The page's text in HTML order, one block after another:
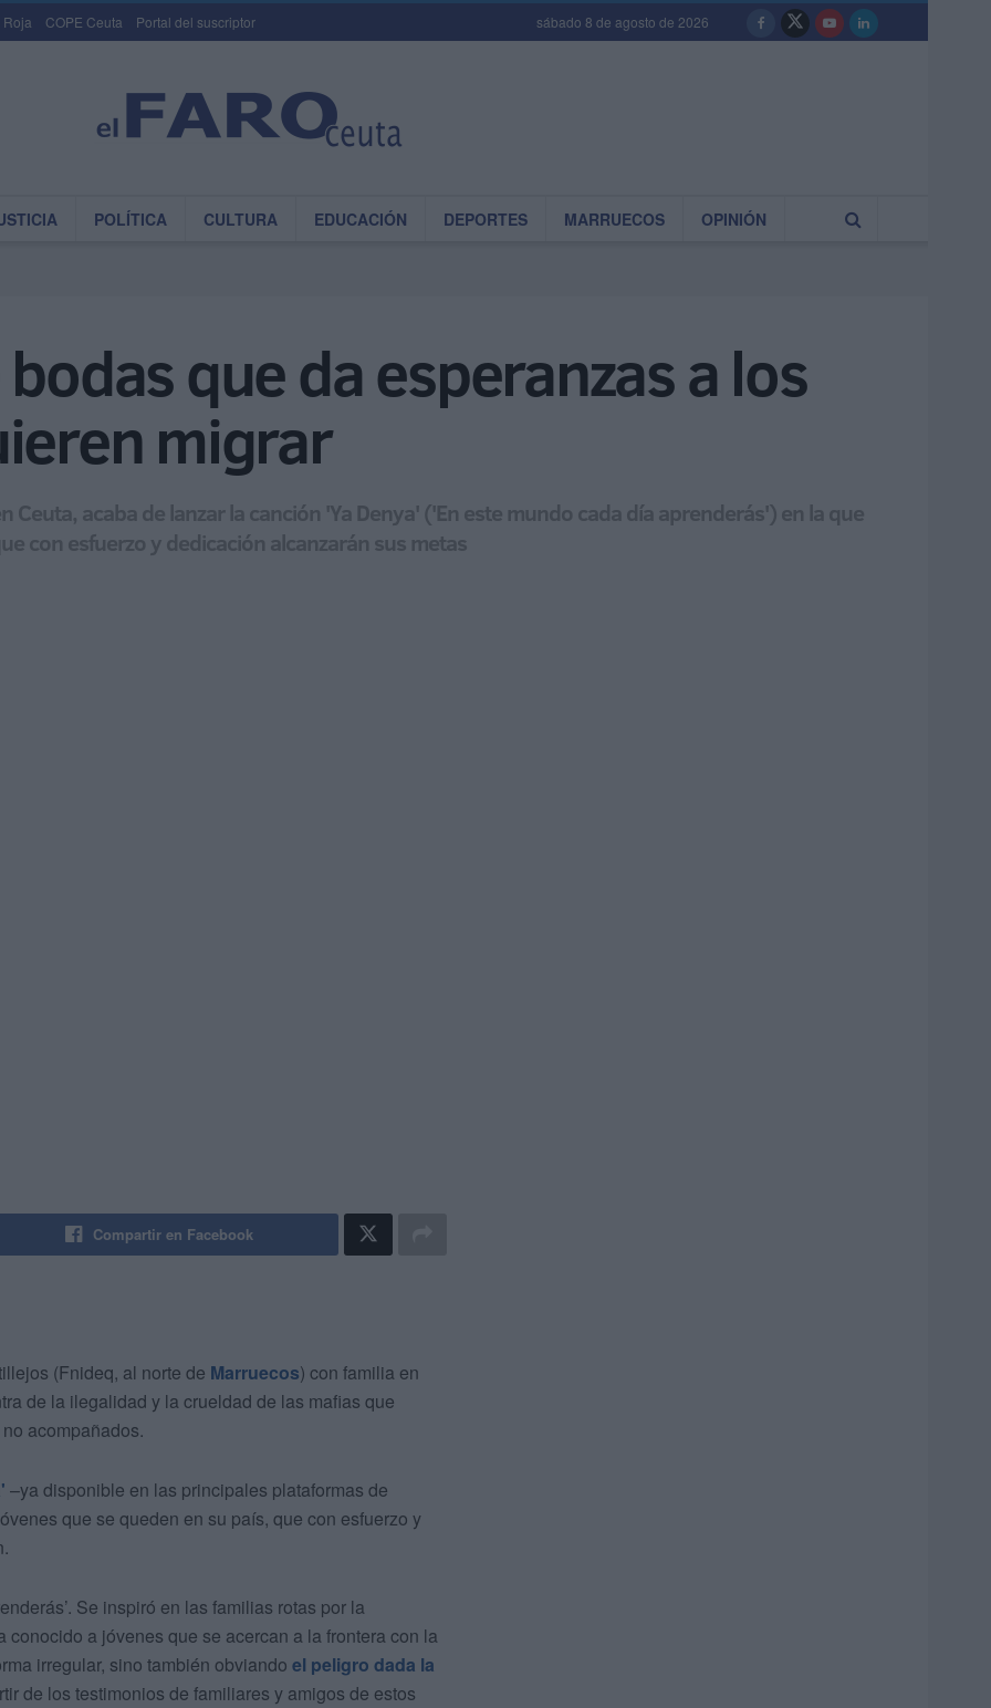
Roja COPE Ceuta Portal del suscriptor sábado 8 de agosto de 2026
POLÍTICA CULTURA EDUCACIÓN DEPORTES MARRUECOS OPINIÓN
que da esperanzas a los
migrar
Ceuta, acaba de lanzar la canción 'Ya Denya' ('En este mundo cada día aprenderás') en la que
con esfuerzo y dedicación alcanzarán sus metas
Compartir en Facebook
(Fnideq, al norte de Marruecos) con familia en
de la ilegalidad y la crueldad de las mafias que
acompañados.
–ya disponible en las principales plataformas de
que se queden en su país, que con esfuerzo y
Se inspiró en las familias rotas por la
conocido a jóvenes que se acercan a la frontera con la
irregular, sino también obviando el peligro dada la
de los testimonios de familiares y amigos de estos